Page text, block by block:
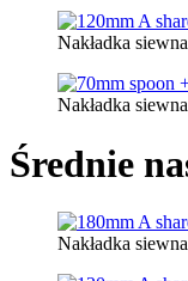
Nakładka
Nakładka
Średnie
Nakładka